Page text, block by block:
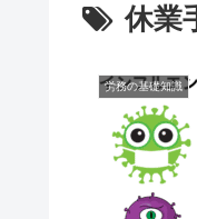
休業
労務の基礎知識